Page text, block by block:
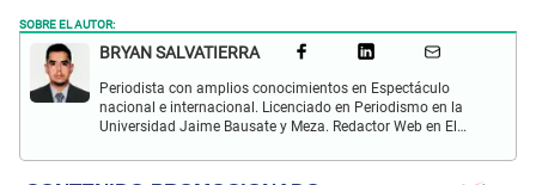
SOBRE EL AUTOR:
BRYAN SALVATIERRA
Periodista con amplios conocimientos en Espectáculo
nacional e internacional. Licenciado en Periodismo en la
Universidad Jaime Bausate y Meza. Redactor Web en El
películas, series, videojuegos y espectáculo.